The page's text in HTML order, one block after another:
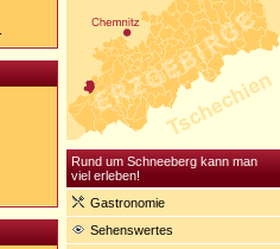
Rund um Schneeberg kann man
viel erleben!
Gastronomie
Sehenswertes